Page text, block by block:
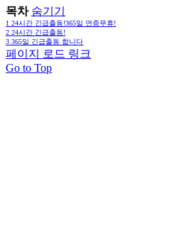
목차 숨기기
1 24시간 긴급출동!365일 연중무휴!
2 24시간 긴급출동!
3 365일 긴급출동 합니다
페이지 로드 링크
Go to Top